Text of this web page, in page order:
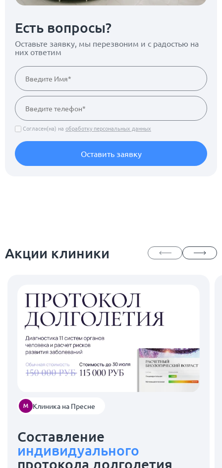
Есть вопросы?
Оставьте заявку, мы перезвоним и с радостью на
них ответим
Согласен(на) на обработку персональных данных
Оставить заявку
Акции клиники
Клиника на Пресне
Составление
индивидуального
протокола долголетия